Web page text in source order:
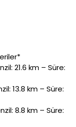
km – Süre:
13.8 km – Süre:
km – Süre: